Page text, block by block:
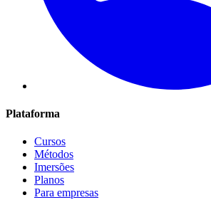
Plataforma
Cursos
Métodos
Imersões
Planos
Para empresas